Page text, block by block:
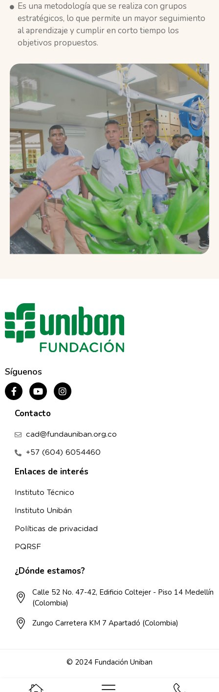
Es una metodología que se realiza con grupos
estratégicos, lo que permite un mayor seguimiento
al aprendizaje y cumplir en corto tiempo los
objetivos propuestos.
Síguenos
Contacto
cad@fundauniban.org.co
+57 (604) 6054460
Enlaces de interés
Instituto Técnico
Instituto Unibán
Políticas de privacidad
PQRSF
¿Dónde estamos?
Calle 52 No. 47-42, Edificio Coltejer - Piso 14 Medellín
(Colombia)
Zungo Carretera KM 7 Apartadó (Colombia)
© 2024 Fundación Uniban